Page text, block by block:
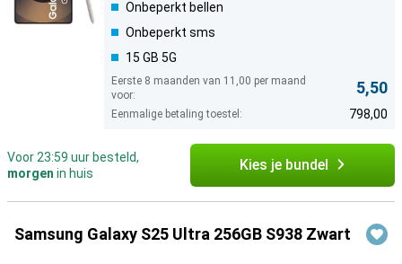
Onbeperkt bellen
Onbeperkt sms
15 GB 5G
Eerste 8 maanden van 11,00 per maand
voor:
5,50
Eenmalige betaling toestel: 798,00
Voor 23:59 uur besteld,
morgen in huis Kies je bundel
Samsung Galaxy S25 Ultra 256GB S938 Zwart